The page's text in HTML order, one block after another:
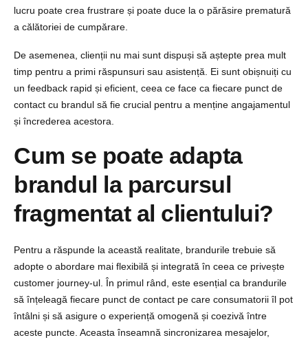
lucru poate crea frustrare și poate duce la o părăsire prematură
a călătoriei de cumpărare.
De asemenea, clienții nu mai sunt dispuși să aștepte prea mult
timp pentru a primi răspunsuri sau asistență. Ei sunt obișnuiți cu
un feedback rapid și eficient, ceea ce face ca fiecare punct de
contact cu brandul să fie crucial pentru a menține angajamentul
și încrederea acestora.
Cum se poate adapta
brandul la parcursul
fragmentat al clientului?
Pentru a răspunde la această realitate, brandurile trebuie să
adopte o abordare mai flexibilă și integrată în ceea ce privește
customer journey-ul. În primul rând, este esențial ca brandurile
să înțeleagă fiecare punct de contact pe care consumatorii îl pot
întâlni și să asigure o experiență omogenă și coezivă între
aceste puncte. Aceasta înseamnă sincronizarea mesajelor,